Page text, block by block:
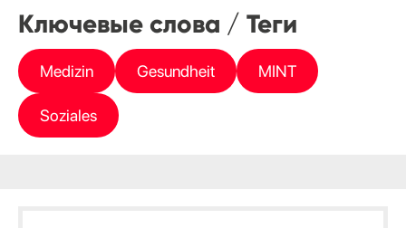
Ключевые слова / Теги
Medizin Gesundheit MINT
Soziales